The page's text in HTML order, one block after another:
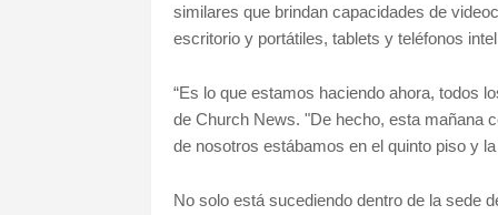
similares que brindan capacidades de
escritorio y portátiles, tablets y teléfonos
“Es lo que estamos haciendo ahora, todos
de Church News. "De hecho, esta mañana
de nosotros estábamos en el quinto piso y
No solo está sucediendo dentro de la sede